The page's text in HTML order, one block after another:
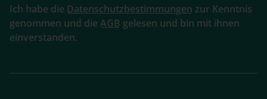
Ich habe die Datenschutzbestimmungen zur Kenntnis
genommen und die AGB gelesen und bin mit ihnen
einverstanden.